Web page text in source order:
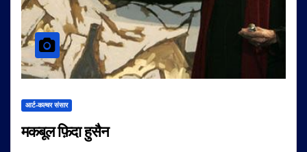
आर्ट-कल्चर संसार
मकबूल फ़िदा हुसैन